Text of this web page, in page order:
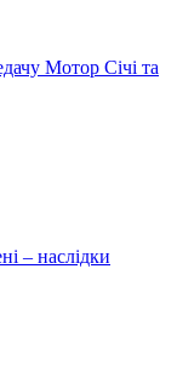
Мотор Січі та
– наслідки